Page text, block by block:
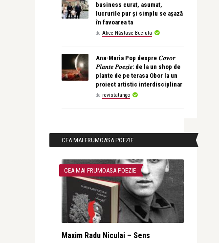
business curat, asumat,
lucrurile pur și simplu se așază
în favoarea ta
de Alice Năstase Buciuta
Ana-Maria Pop despre 𝐶𝑜𝑣𝑜𝑟
𝑃𝑙𝑎𝑛𝑡𝑒 𝑃𝑜𝑒𝑧𝑖𝑒: de la un shop de
plante de pe terasa Obor la un
proiect artistic interdisciplinar
de revistatango
CEA MAI FRUMOASA POEZIE
CEA MAI FRUMOASA POEZIE
Maxim Radu Niculai – Sens